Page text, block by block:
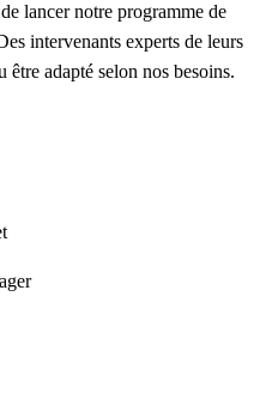
lancer notre programme de
intervenants experts de leurs
être adapté selon nos besoins.